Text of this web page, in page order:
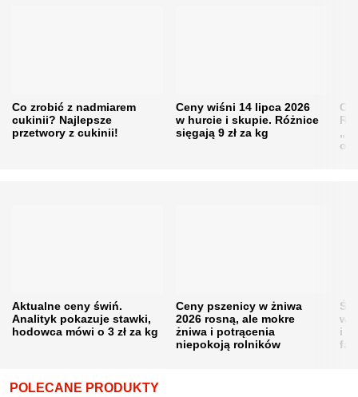
Co zrobić z nadmiarem
cukinii? Najlepsze
przetwory z cukinii!
Ceny wiśni 14 lipca 2026
w hurcie i skupie. Różnice
sięgają 9 zł za kg
Aktualne ceny świń.
Analityk pokazuje stawki,
hodowca mówi o 3 zł za kg
Ceny pszenicy w żniwa
2026 rosną, ale mokre
żniwa i potrącenia
niepokoją rolników
i
POLECANE PRODUKTY